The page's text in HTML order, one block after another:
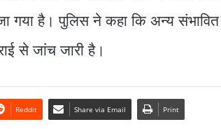
गया है। पुलिस ने कहा कि अन्य
से जांच जारी है।
Reddit Share via Email Print